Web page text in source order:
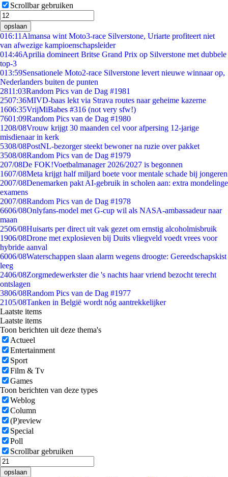
Scrollbar gebruiken
opslaan
016:11 Almansa wint Moto3-race Silverstone, Uriarte profiteert niet
van afwezige kampioenschapsleider
014:46Aprilia domineert Britse Grand Prix op Silverstone met dubbele
top-3
013:59Sensationele Moto2-race Silverstone levert nieuwe winnaar op,
Nederlanders buiten de punten
2811:03Random Pics van de Dag #1981
2507:36MIVD-baas lekt via Strava routes naar geheime kazerne
1606:35VrijMiBabes #316 (not very sfw!)
7601:09Random Pics van de Dag #1980
1208/08Vrouw krijgt 30 maanden cel voor afpersing 12-jarige
misdienaar in kerk
5308/08PostNL-bezorger steekt bewoner na ruzie over pakket
3508/08Random Pics van de Dag #1979
207/08De FOK!Voetbalmanager 2026/2027 is begonnen
1607/08Meta krijgt half miljard boete voor mentale schade bij jongeren
2007/08Denemarken pakt AI-gebruik in scholen aan: extra mondelinge
examens
2007/08Random Pics van de Dag #1978
6606/08Onlyfans-model met G-cup wil als NASA-ambassadeur naar
maan
2506/08Huisarts per direct uit vak gezet om ernstig alcoholmisbruik
1906/08Drone met explosieven bij Duits vliegveld voedt vrees voor
hybride aanval
6006/08Waterschappen slaan alarm wegens droogte: Gereedschapskist
leeg
2406/08Zorgmedewerkster die 's nachts haar vriend bezocht terecht
ontslagen
3806/08Random Pics van de Dag #1977
2105/08Tanken in België wordt nóg aantrekkelijker
Laatste items
Laatste items
Toon berichten uit deze thema's
Actueel
Entertainment
Sport
Film & Tv
Games
Toon berichten van deze types
Weblog
Column
(P)review
Special
Poll
Scrollbar gebruiken
opslaan